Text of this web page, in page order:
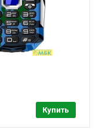
Купить